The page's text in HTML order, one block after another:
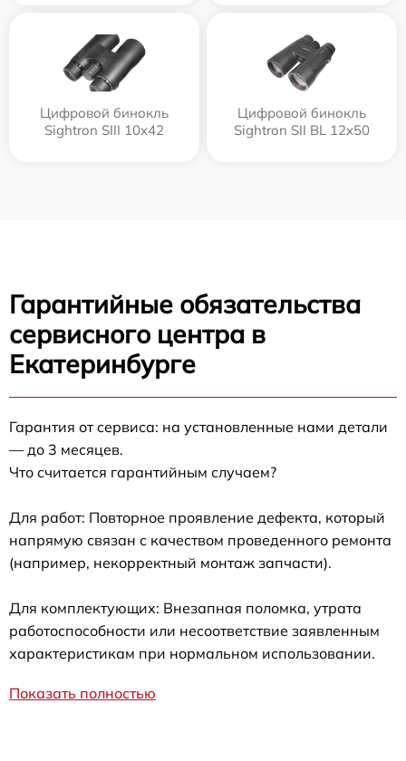
Цифровой бинокль
Sightron SIII 10x42
Цифровой бинокль
Sightron SII BL 12x50
Гарантийные обязательства
сервисного центра в
Екатеринбурге
Гарантия от сервиса: на установленные нами детали
— до 3 месяцев.
Что считается гарантийным случаем?
Для работ: Повторное проявление дефекта, который
напрямую связан с качеством проведенного ремонта
(например, некорректный монтаж запчасти).
Для комплектующих: Внезапная поломка, утрата
работоспособности или несоответствие заявленным
характеристикам при нормальном использовании.
Показать полностью